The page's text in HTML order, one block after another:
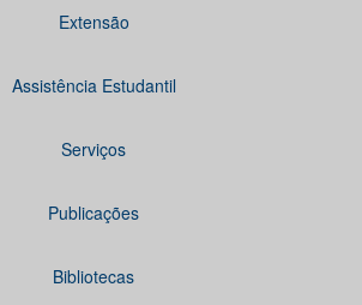
Extensão
Assistência Estudantil
Serviços
Publicações
Bibliotecas